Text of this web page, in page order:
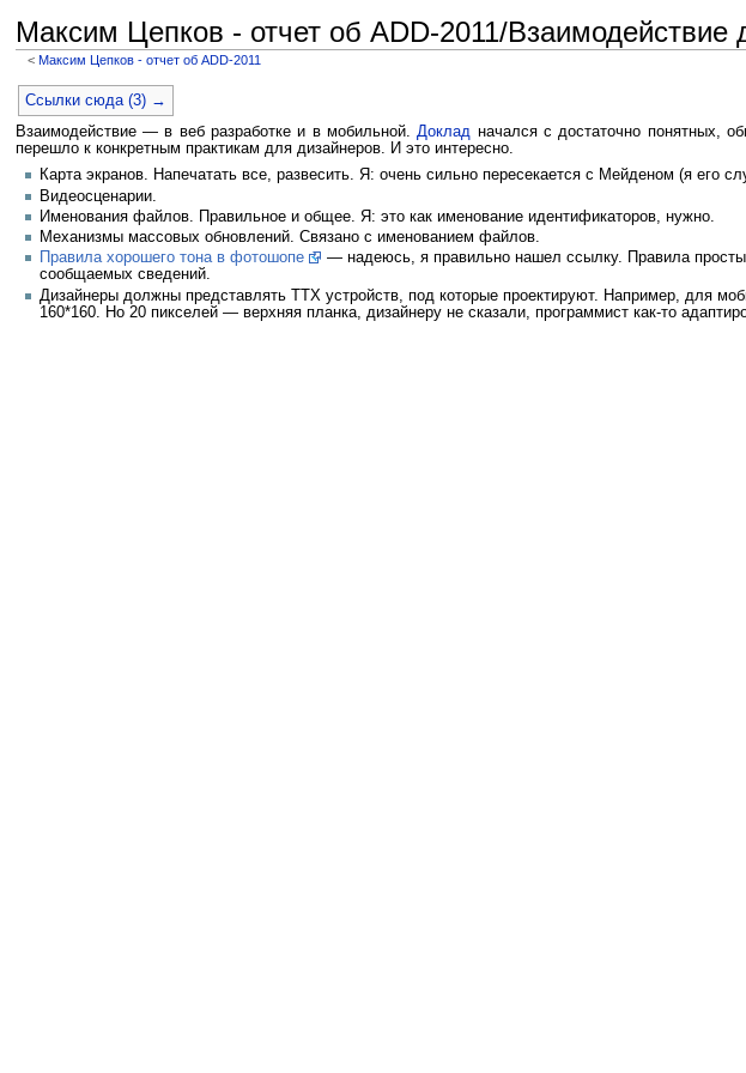
Максим Цепков - отчет об ADD-2011/Взаимодействие
<Максим Цепков - отчет об ADD-2011
навигация
Ссылки сюда (3) →
Взаимодействие — в веб разработке и в мобильной.Доклад начался с достаточно понятных,
перешло к конкретным практикам для дизайнеров. И это интересно.
Карта экранов. Напечатать все, развесить. Я: очень сильно пересекается с Мейденом (я его
Видеосценарии.
Именования файлов. Правильное и общее. Я: это как именование идентификаторов, нужно.
Механизмы массовых обновлений. Связано с именованием файлов.
Правила хорошего тона в фотошопе
— надеюсь, я правильно нашел ссылку. Правила
сообщаемых сведений.
Дизайнеры должны представлять ТТХ устройств, под которые проектируют. Например, для
160*160. Но 20 пикселей — верхняя планка, дизайнеру не сказали, программист как-то